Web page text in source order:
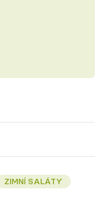
ZIMNÍ SALÁTY